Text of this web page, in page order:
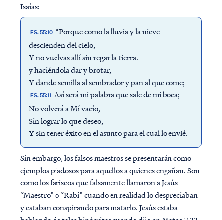
Isaías:
ES. 55:10 “Porque como la lluvia y la nieve
descienden del cielo,
Y no vuelvas allí sin regar la tierra.
y haciéndola dar y brotar,
Y dando semilla al sembrador y pan al que come;
ES. 55:11 Así será mi palabra que sale de mi boca;
No volverá a Mí vacío,
Sin lograr lo que deseo,
Y sin tener éxito en el asunto para el cual lo envié.
Sin embargo, los falsos maestros se presentarán como
ejemplos piadosos para aquellos a quienes engañan. Son
como los fariseos que falsamente llamaron a Jesús
“Maestro” o “Rabí” cuando en realidad lo despreciaban
y estaban conspirando para matarlo. Jesús estaba